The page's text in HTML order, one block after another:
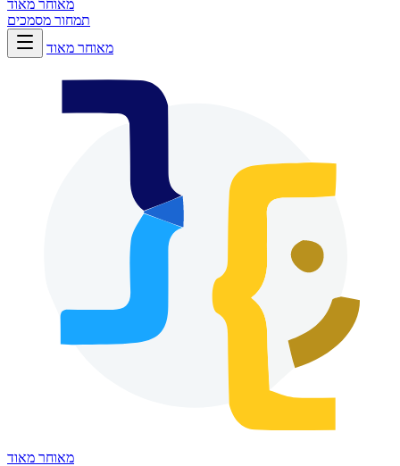
מאוחר מאוד
תמחור מסמכים
מאוחר מאוד
מאוחר מאוד